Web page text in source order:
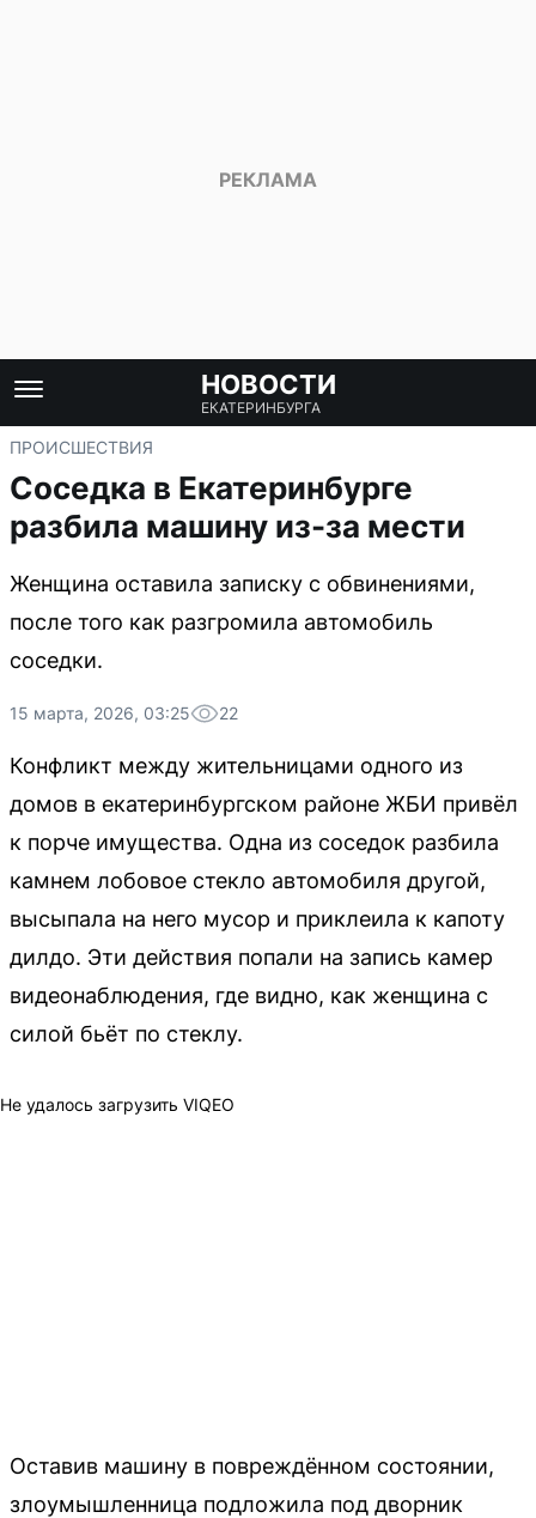
НОВОСТИ
ЕКАТЕРИНБУРГА
ПРОИСШЕСТВИЯ
Соседка в Екатеринбурге
разбила машину из-за мести
Женщина оставила записку с обвинениями,
после того как разгромила автомобиль
соседки.
15 марта, 2026, 03:25 22
Конфликт между жительницами одного из
домов в екатеринбургском районе ЖБИ привёл
к порче имущества. Одна из соседок разбила
камнем лобовое стекло автомобиля другой,
высыпала на него мусор и приклеила к капоту
дилдо. Эти действия попали на запись камер
видеонаблюдения, где видно, как женщина с
силой бьёт по стеклу.
Не удалось загрузить VIQEO
Оставив машину в повреждённом состоянии,
злоумышленница подложила под дворник